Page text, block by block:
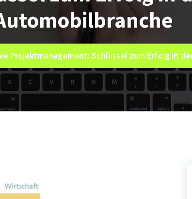
Projektmanagement: Schlüssel zum Erfolg in